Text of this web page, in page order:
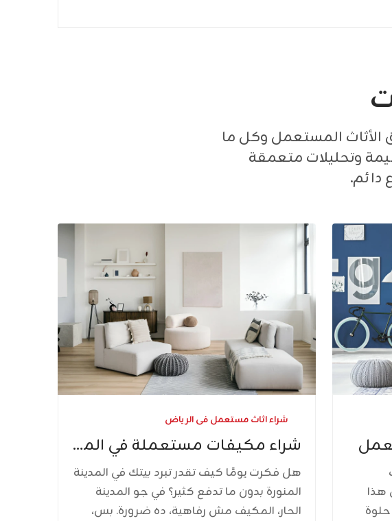
الأثاث المستعمل وكل ما
وتحليلات متعمقة
دائم.
هذا
شراء اثاث مستعمل فى الرياض
شراء مكيفات مستعملة في المدينة المنورة​
هل فكرت يومًا كيف تقدر تبرد بيتك في المدينة
المنورة بدون ما تدفع كثير؟ في جو المدينة
الحار، المكيف مش رفاهية، ده ضرورة. بس،